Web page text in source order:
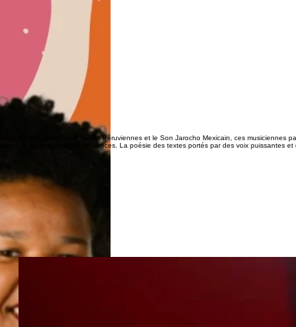
en passant par les Valses Péruviennes et le Son Jarocho Mexicain, ces musiciennes
de leurs différentes influences. La poésie des textes portés par des voix puissantes